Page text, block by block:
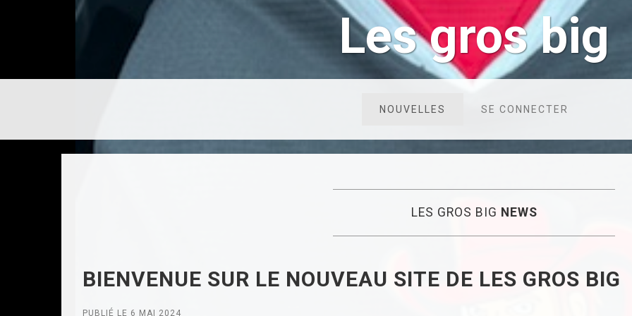
Les gros big
NOUVELLES SE CONNECTER
LES GROS BIG NEWS
BIENVENUE SUR LE NOUVEAU SITE DE LES GROS BIG
PUBLIÉ LE 6 MAI 2024